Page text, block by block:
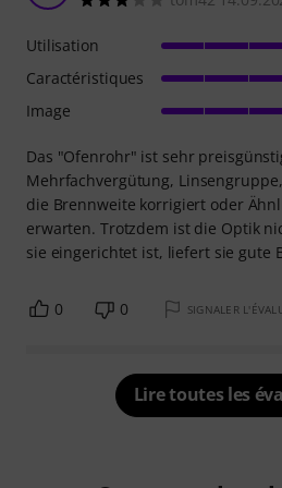
Das "Ofenrohr" ist sehr
Mehrfachvergütung,
die Brennweite korrigiert oder
erwarten. Trotzdem ist die Optik
sie eingerichtet ist, liefert sie gute
Utilisation
Caractéristiques
Image
0 0 SIGNALER
Lire toutes les